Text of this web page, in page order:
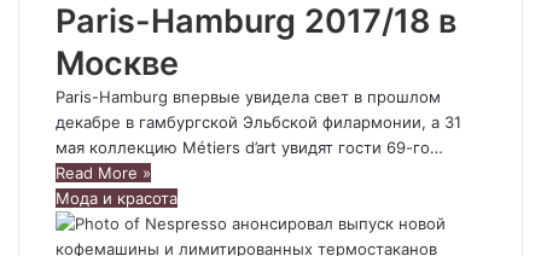
Paris-Hamburg 2017/18 в
Москве
Paris-Hamburg впервые увидела свет в прошлом
декабре в гамбургской Эльбской филармонии, а 31
мая коллекцию Métiers d’art увидят гости 69-го…
Read More »
Мода и красота